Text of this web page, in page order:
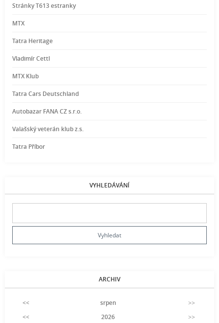
Stránky T613 estranky
MTX
Tatra Heritage
Vladimír Cettl
MTX Klub
Tatra Cars Deutschland
Autobazar FANA CZ s.r.o.
Valašský veterán klub z.s.
Tatra Příbor
VYHLEDÁVÁNÍ
ARCHIV
<< srpen
>>
<<
2026
>>